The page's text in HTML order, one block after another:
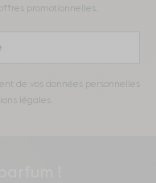
promotionnelles.
de vos données personnelles
légales